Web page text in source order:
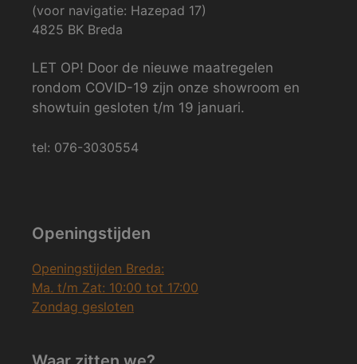
(voor navigatie: Hazepad 17)
4825 BK Breda
LET OP! Door de nieuwe maatregelen
rondom COVID-19 zijn onze showroom en
showtuin gesloten t/m 19 januari.
tel: 076-3030554
Openingstijden
Openingstijden Breda:
Ma. t/m Zat: 10:00 tot 17:00
Zondag gesloten